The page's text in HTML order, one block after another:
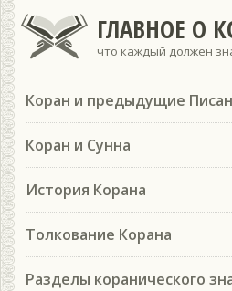
ГЛАВНОЕ О
что каждый должен
Коран и предыдущие
Коран и Сунна
История Корана
Толкование Корана
Разделы коранического